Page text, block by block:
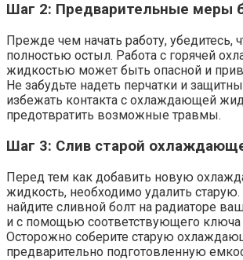
Шаг 2: Предварительные меры
Прежде чем начать работу, убедитесь,
полностью остыл. Работа с горячей
жидкостью может быть опасной и
Не забудьте надеть перчатки и
избежать контакта с охлаждающей
предотвратить возможные травмы.
Шаг 3: Слив старой
Перед тем как добавить новую
жидкость, необходимо удалить старую.
найдите сливной болт на радиаторе
и с помощью соответствующего ключа
Осторожно соберите старую
предварительно подготовленную